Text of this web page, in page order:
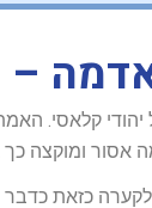
–
קלאסי.
אסור ומוקצה
כזאת כדבר